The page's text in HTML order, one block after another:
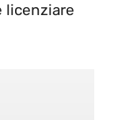
licenziare